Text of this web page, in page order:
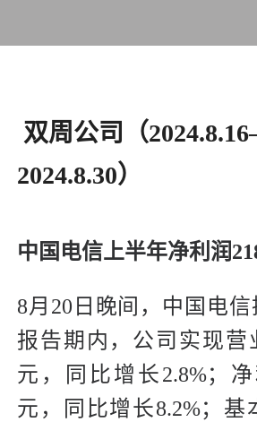
双周公司（
2024.8.30）
中国电信上半年净利润
8月20日晚间，中国电信
报告期内，公司实现营
元，同比增长2.8%；
元，同比增长8.2%；基